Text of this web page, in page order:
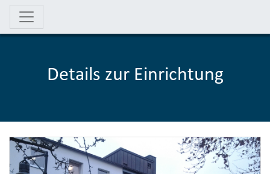
Details zur Einrichtung